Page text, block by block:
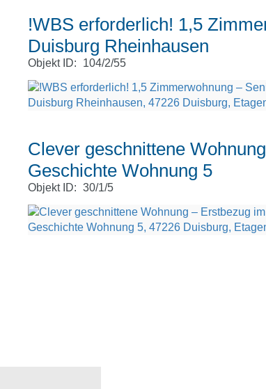
!WBS erforderlich! 1,5
Duisburg Rheinhausen
Objekt ID: 104/2/55
Clever geschnittene
Geschichte Wohnung 5
Objekt ID: 30/1/5